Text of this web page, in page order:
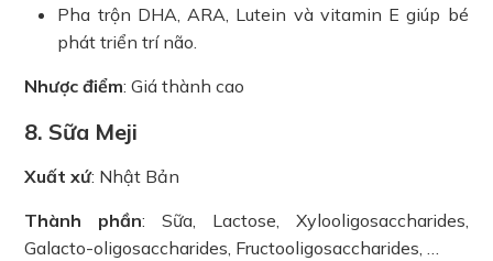
Pha trộn DHA, ARA, Lutein và vitamin E giúp bé
phát triển trí não.
Nhược điểm: Giá thành cao
8. Sữa Meji
Xuất xứ: Nhật Bản
Thành phần: Sữa, Lactose, Xylooligosaccharides,
Galacto-oligosaccharides, Fructooligosaccharides, …